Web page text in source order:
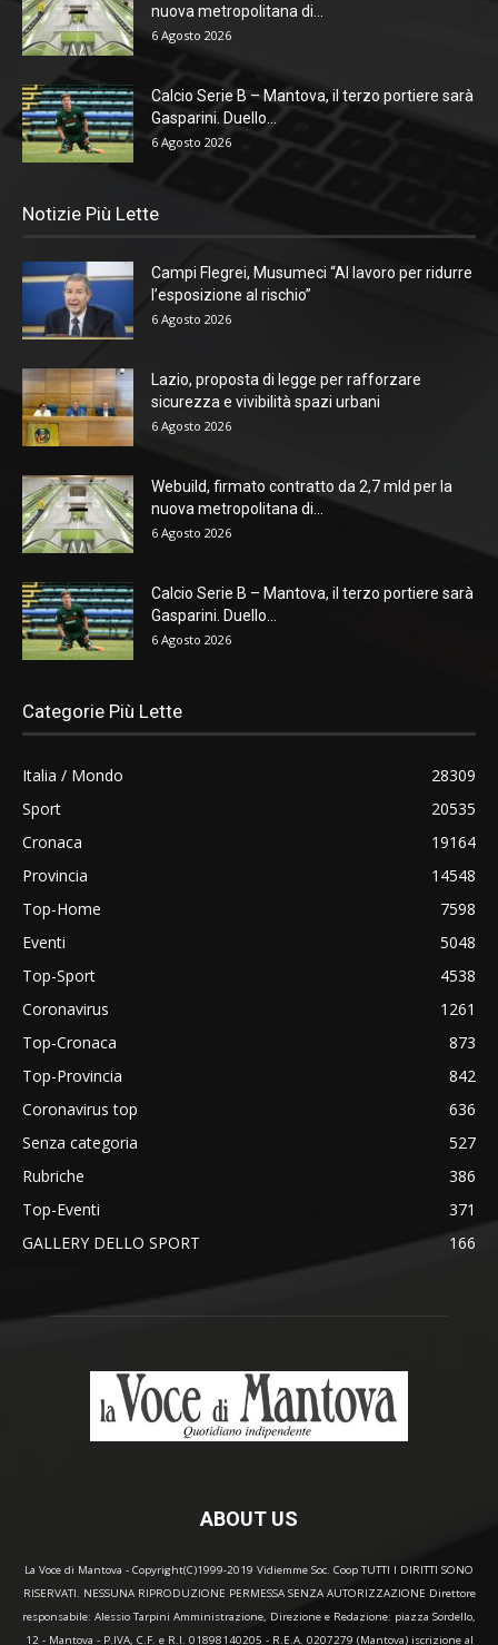
nuova metropolitana di...
6 Agosto 2026
Calcio Serie B – Mantova, il terzo portiere sarà
Gasparini. Duello...
6 Agosto 2026
Notizie Più Lette
Campi Flegrei, Musumeci “Al lavoro per ridurre
l’esposizione al rischio”
6 Agosto 2026
Lazio, proposta di legge per rafforzare
sicurezza e vivibilità spazi urbani
6 Agosto 2026
Webuild, firmato contratto da 2,7 mld per la
nuova metropolitana di...
6 Agosto 2026
Calcio Serie B – Mantova, il terzo portiere sarà
Gasparini. Duello...
6 Agosto 2026
Categorie Più Lette
Italia / Mondo
28309
Sport
20535
Cronaca
19164
Provincia
14548
Top-Home
7598
Eventi
5048
Top-Sport
4538
Coronavirus
1261
Top-Cronaca
873
Top-Provincia
842
Coronavirus top
636
Senza categoria
527
Rubriche
386
Top-Eventi
371
GALLERY DELLO SPORT
166
ABOUT US
La Voce di Mantova - Copyright(C)1999-2019 Vidiemme Soc. Coop TUTTI I DIRITTI SONO
RISERVATI. NESSUNA RIPRODUZIONE PERMESSA SENZA AUTORIZZAZIONE Direttore
responsabile: Alessio Tarpini Amministrazione, Direzione e Redazione: piazza Sordello,
12 - Mantova - P.IVA, C.F. e R.I. 01898140205 - R.E.A. 0207279 (Mantova) iscrizione al